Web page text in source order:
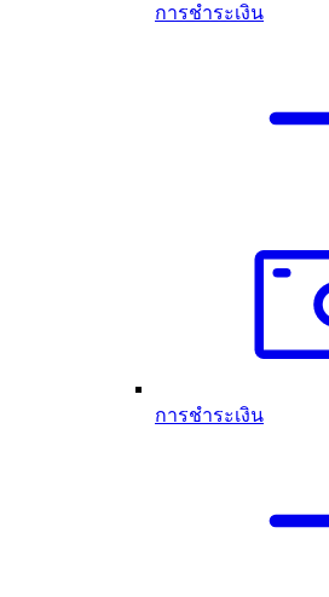
การชำระเงิน
การชำระเงิน